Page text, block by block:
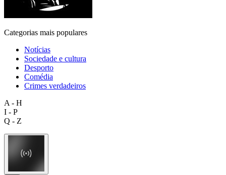
Categorias mais populares
Notícias
Sociedade e cultura
Desporto
Comédia
Crimes verdadeiros
A - H
I - P
Q - Z